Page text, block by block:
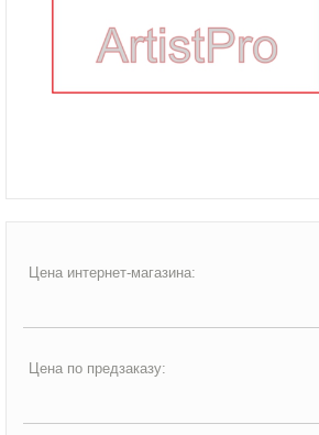
Цена интернет-магазина:
Цена по предзаказу: